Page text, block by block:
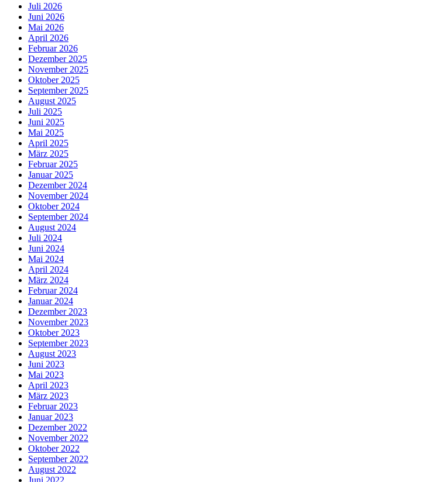
Juli 2026
Juni 2026
Mai 2026
April 2026
Februar 2026
Dezember 2025
November 2025
Oktober 2025
September 2025
August 2025
Juli 2025
Juni 2025
Mai 2025
April 2025
März 2025
Februar 2025
Januar 2025
Dezember 2024
November 2024
Oktober 2024
September 2024
August 2024
Juli 2024
Juni 2024
Mai 2024
April 2024
März 2024
Februar 2024
Januar 2024
Dezember 2023
November 2023
Oktober 2023
September 2023
August 2023
Juni 2023
Mai 2023
April 2023
März 2023
Februar 2023
Januar 2023
Dezember 2022
November 2022
Oktober 2022
September 2022
August 2022
Juni 2022